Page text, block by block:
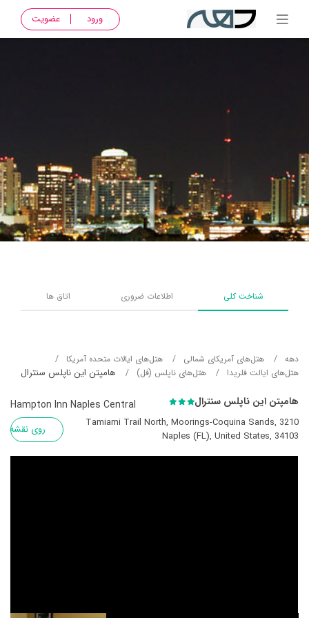
ورود عضویت
شناخت کلی اطلاعات ضروری اتاق ها
دهه هتل‌های آمریکای شمالی
هتل‌های ایالات متحده آمریکا
هتل‌های ایالت فلریدا
هتل‌های ناپلس (فل) هامپتن این ناپلس سنترال
هامپتن این ناپلس سنترال Hampton Inn Naples Central
3210 Tamiami Trail North, Moorings-Coquina Sands,
Naples (FL), United States, 34103
روی نقشه